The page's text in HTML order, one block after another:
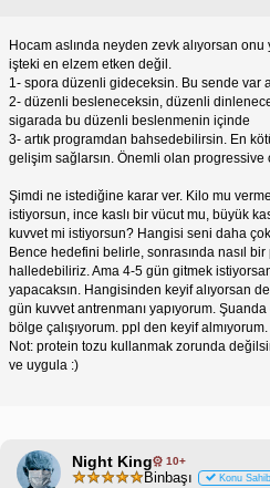
Hocam aslında neyden zevk alıyorsan
işteki en elzem etken değil.
1- spora düzenli gideceksin. Bu sende var
2- düzenli besleneceksin, düzenli
sigarada bu düzenli beslenmenin içinde
3- artık programdan bahsedebilirsin. En
gelişim sağlarsın. Önemli olan progressive
Şimdi ne istediğine karar ver. Kilo mu
istiyorsun, ince kaslı bir vücut mu, büyük
kuvvet mi istiyorsun? Hangisi seni daha
Bence hedefini belirle, sonrasında nasıl
halledebiliriz. Ama 4-5 gün gitmek
yapacaksın. Hangisinden keyif alıyorsan
gün kuvvet antrenmanı yapıyorum.
bölge çalışıyorum. ppl den keyif
Not: protein tozu kullanmak zorunda
ve uygula :)
Night King 10+
Binbaşı Konu